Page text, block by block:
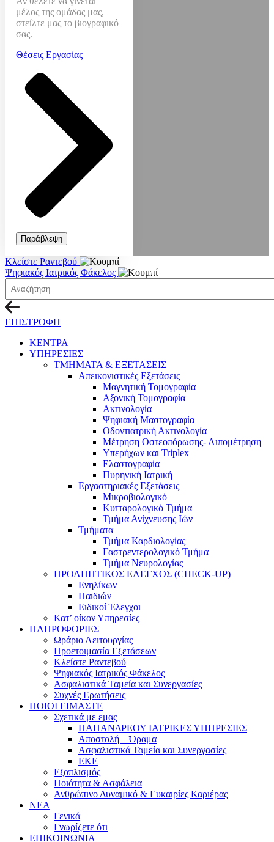
μέλος της ομάδας μας,
στείλτε μας το βιογραφικό
σας.
Θέσεις Εργασίας
Παράβλεψη
Κλείστε Ραντεβού
Ψηφιακός Ιατρικός Φάκελος
ΕΠΙΣΤΡΟΦΗ
ΚΕΝΤΡΑ
ΥΠΗΡΕΣΙΕΣ
ΤΜΗΜΑΤΑ & ΕΞΕΤΑΣΕΙΣ
Απεικονιστικές Εξετάσεις
Μαγνητική Τομογραφία
Αξονική Τομογραφία
Ακτινολογία
Ψηφιακή Μαστογραφία
Οδοντιατρική Ακτινολογία
Μέτρηση Οστεοπόρωσης- Λιπομέτρηση
Υπερήχων και Triplex
Ελαστογραφία
Πυρηνική Ιατρική
Εργαστηριακές Εξετάσεις
Μικροβιολογικό
Κυτταρολογικό Τμήμα
Τμήμα Ανίχνευσης Ιών
Τμήματα
Τμήμα Καρδιολογίας
Γαστρεντερολογικό Τμήμα
Τμήμα Νευρολογίας
ΠΡΟΛΗΠΤΙΚΟΣ ΕΛΕΓΧΟΣ (CHECK-UP)
Ενηλίκων
Παιδιών
Ειδικοί Έλεγχοι
Κατ’ οίκον Υπηρεσίες
ΠΛΗΡΟΦΟΡΙΕΣ
Ωράριο Λειτουργίας
Προετοιμασία Εξετάσεων
Κλείστε Ραντεβού
Ψηφιακός Ιατρικός Φάκελος
Ασφαλιστικά Ταμεία και Συνεργασίες
Συχνές Ερωτήσεις
ΠΟΙΟΙ ΕΙΜΑΣΤΕ
Σχετικά με εμας
ΠΑΠΑΝΔΡΕΟΥ ΙΑΤΡΙΚΕΣ ΥΠΗΡΕΣΙΕΣ
Αποστολή – Όραμα
Ασφαλιστικά Ταμεία και Συνεργασίες
ΕΚΕ
Εξοπλισμός
Ποιότητα & Ασφάλεια
Ανθρώπινο Δυναμικό & Ευκαιρίες Καριέρας
ΝΕΑ
Γενικά
Γνωρίζετε ότι
ΕΠΙΚΟΙΝΩΝΙΑ